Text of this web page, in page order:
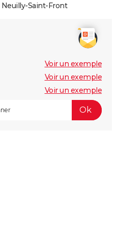
Saint-Front
Voir un exemple
Voir un exemple
Voir un exemple